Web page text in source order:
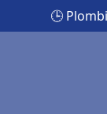
🕒